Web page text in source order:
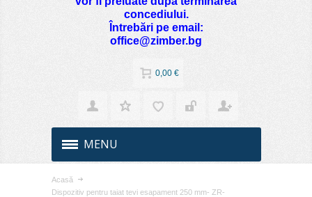
concediului.
Întrebări pe email:
office@zimber.bg
0,00 €
MENU
Acasă
Dispozitiv pentru taiat tevi esapament 250 mm- ZR-